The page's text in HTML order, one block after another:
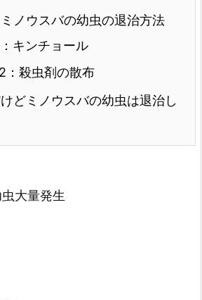
ノウスバの幼虫の退治方法
キンチョール
：殺虫剤の散布
どミノウスバの幼虫は退治し
大量発生